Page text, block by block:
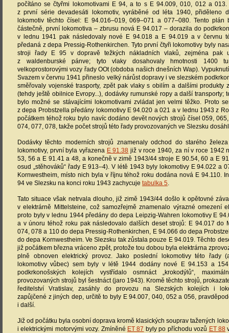
počítáno se čtyřmi lokomotivami E 94, a to s E 94.009, 010, 012 a 013.
z první série devadesáti lokomotiv, vyráběné od léta 1940, přiděleno
lokomotiv těchto čísel: E 94.016–019, 069–071 a 077–080. Tento
částečně, první lokomotiva – zbrusu nová E 94.017 – dorazila do
v lednu 1941 pak následovaly nové E 94.018 a E 94.019 a v červnu
předaná z depa Pressig-Rothenkirchen. Tyto první čtyři lokomotivy byly
stroji řady E 95 v dopravě težkých nákladních vlaků, zejména pak
z waldenburské pánve; tyto vlaky dosahovaly hmotnosti 1400
velkoprostorovými vozy řady OOt (obdoba našich dnešních Wap).
Svazem v červnu 1941 přineslo velký nárůst dopravy i ve slezském
směřovaly vojenské trasporty, zpět pak vlaky s obilím a dalšími produkty
(tehdy ještě obilnice Evropy...), dodávky rumunské ropy a další transporty;
bylo možné se stávajícími lokomotivami zvládat jen velmi těžko. Proto
z depa Probstzella předány lokomotivy E 94.020 a 021 a v lednu 1943 z
počátkem téhož roku bylo navíc dodáno devět nových strojů čísel 059,
074, 077, 078, takže počet strojů této řady provozovaných ve Slezsku
Dodávky těchto moderních strojů znamenaly odchod do starého
lokomotivy, první byla vyřazena E 91.38 již v roce 1940, za ní v roce 1942
53, 56 a E 91.41 a 48, a konečně v zimě 1943/44 stroje E 90.54, 60 a E
osud „stěhováků“ řady E 913–4). V létě 1943 byly lokomotivy E 94.022 a
Kornwestheim, místo nich byla v říjnu téhož roku dodána nová E 94.110.
94 ve Slezsku na konci roku 1943 zachycuje tabulka 5.
Tato situace však netrvala dlouho, již zimě 1943/44 došlo k opětovné
v elektrárně Mittelsteine, což samozřejmě znamenalo výrazné omezení
proto byly v lednu 1944 předány do depa Leipzig-Wahren lokomotivy E
a v únoru téhož roku pak následovalo dalších deset strojů: E 94.017 do
074, 078 a 110 do depa Pressig-Rothenkirchen, E 94.066 do depa
do depa Kornwestheim. Ve Slezsku tak zůstala pouze E 94.019. Těchto
již počátkem března vráceno zpět, protože tou dobou byla elektrárna
plně obnoven elektrický provoz. Jako poslední lokomotivy této řady
lokomotivy vůbec) sem byly v létě 1944 dodány nové E 94.153 a
podkrkonošských kolejích vystřídalo osmnáct „krokodýlů“,
provozovaných strojů byl šestnáct (jaro 1943). Kromě těchto strojů,
ředitelství Vratislav, zasáhly do provozu na Slezských kolejích i
zapůjčené z jiných dep, určitě to byly E 94.007, 040, 052 a 056,
i další.
Již od počátku byla osobní doprava kromě klasických souprav tažených
i elektrickými motorvými vozy. Zmíněné ET 87 byly po příchodu vozů ET 88